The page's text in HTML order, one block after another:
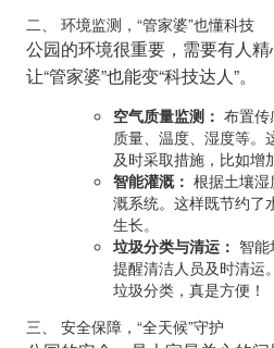
二、 环境监测，“管家婆”也懂科技
公园的环境很重要，需要有人精
让“管家婆”也能变“科技达人”。
空气质量监测： 布置
质量、温度、湿度等。
及时采取措施，比如增
智能灌溉： 根据土壤
溉系统。这样既节约了
生长。
垃圾分类与清运： 智
提醒清洁人员及时清运
垃圾分类，真是方便！
三、 安全保障，“全天候”守护